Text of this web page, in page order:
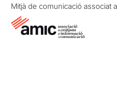
Mitjà de comunicació associat a